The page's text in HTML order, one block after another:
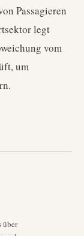
Passagieren
legt
vom
um
über